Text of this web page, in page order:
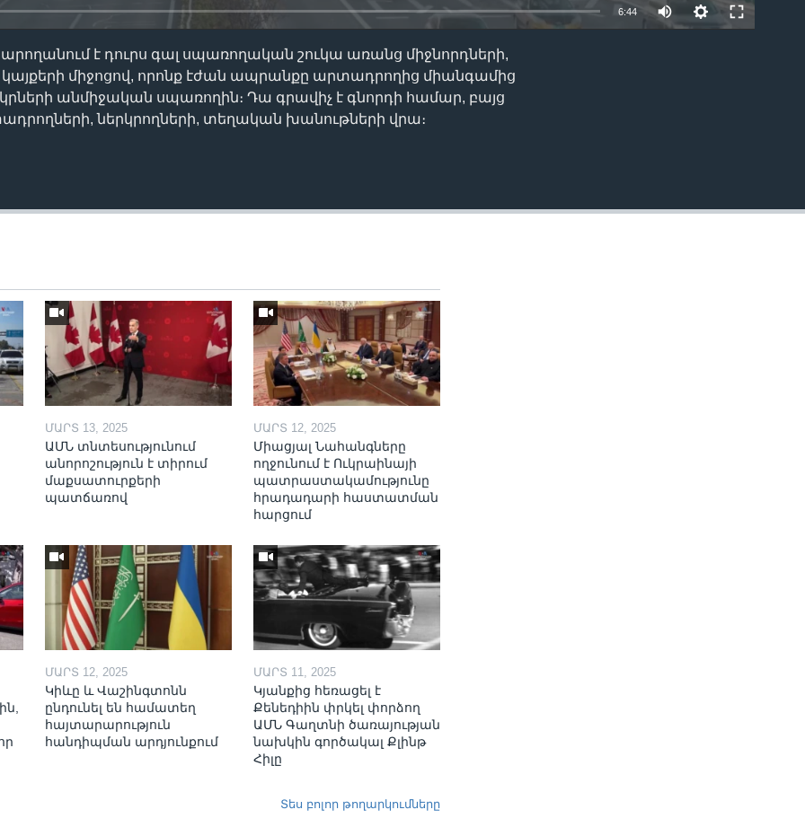
6:44
է դուրս գալ սպառողական շուկա առանց միջնորդների,
միջոցով, որոնք էժան ապրանքը արտադրողից միանգամից
անմիջական սպառողին։ Դա գրավիչ է գնորդի համար, բայց
ներկրողների, տեղական խանութների վրա։
ՄԱՐՏ 13, 2025
ԱՄՆ տնտեսությունում
անորոշություն է տիրում
մաքսատուրքերի
պատճառով
ՄԱՐՏ 12, 2025
Միացյալ Նահանգները
ողջունում է Ուկրաինայի
պատրաստակամությունը
հրադադարի հաստատման
հարցում
ՄԱՐՏ 12, 2025
Կիևը և Վաշինգտոնն
ընդունել են համատեղ
հայտարարություն
հանդիպման արդյունքում
ՄԱՐՏ 11, 2025
Կյանքից հեռացել է
Քենեդիին փրկել փորձող
ԱՄՆ Գաղտնի ծառայության
նախկին գործակալ Քլինթ
Հիլը
Տես բոլոր թողարկումները